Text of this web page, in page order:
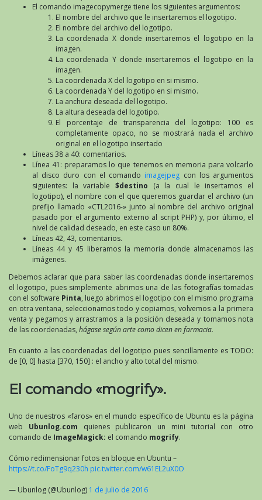
El comando imagecopymerge tiene los siguientes argumentos:
El nombre del archivo que le insertaremos el logotipo.
El nombre del archivo del logotipo.
La coordenada X donde insertaremos el logotipo en la
imagen.
La coordenada Y donde insertaremos el logotipo en la
imagen.
La coordenada X del logotipo en si mismo.
La coordenada Y del logotipo en si mismo.
La anchura deseada del logotipo.
La altura deseada del logotipo.
El porcentaje de transparencia del logotipo: 100 es
completamente opaco, no se mostrará nada el archivo
original en el logotipo insertado
Líneas 38 a 40: comentarios.
Línea 41: preparamos lo que tenemos en memoria para volcarlo
al disco duro con el comando imagejpeg con los argumentos
siguientes: la variable $destino (a la cual le insertamos el
logotipo), el nombre con el que queremos guardar el archivo (un
prefijo llamado «CTL2016-» junto al nombre del archivo original
pasado por el argumento externo al script PHP) y, por último, el
nivel de calidad deseado, en este caso un 80%.
Líneas 42, 43, comentarios.
Líneas 44 y 45 liberamos la memoria donde almacenamos las
imágenes.
Debemos aclarar que para saber las coordenadas donde insertaremos
el logotipo, pues simplemente abrimos una de las fotografías tomadas
con el software Pinta, luego abrimos el logotipo con el mismo programa
en otra ventana, seleccionamos todo y copiamos, volvemos a la primera
venta y pegamos y arrastramos a la posición deseada y tomamos nota
de las coordenadas, hágase según arte como dicen en farmacia.
En cuanto a las coordenadas del logotipo pues sencillamente es TODO:
de [0, 0] hasta [370, 150] : el ancho y alto total del mismo.
El comando «mogrify».
Uno de nuestros «faros» en el mundo específico de Ubuntu es la página
web Ubunlog.com quienes publicaron un mini tutorial con otro
comando de ImageMagick: el comando mogrify.
Cómo redimensionar fotos en bloque en Ubuntu –
https://t.co/FoTg9q230h pic.twitter.com/w61EL2uX0O
— Ubunlog (@Ubunlog) 1 de julio de 2016